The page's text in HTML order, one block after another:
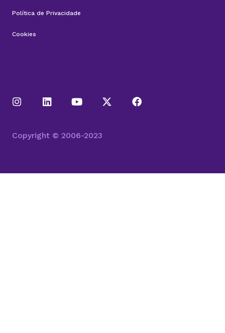
Política de Privacidade
Cookies
Copyright © 2006-2023